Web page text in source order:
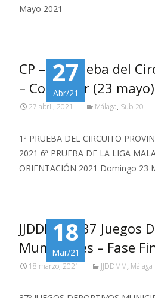
Mayo 2021
27
Abr/21
CP – 1ª prueba del
– Colmenar (23 mayo)
27 abril, 2021 Málaga, Sub-20
1ª PRUEBA DEL CIRCUITO
2021 6ª PRUEBA DE LA LIGA
ORIENTACIÓN 2021 Domingo 23
18
Mar/21
JJDDMM – 37 Juegos
Municipales – Fase
18 marzo, 2021 JJDDMM, Málaga